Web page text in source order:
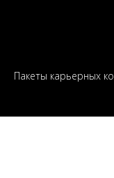
Пакеты карьерных